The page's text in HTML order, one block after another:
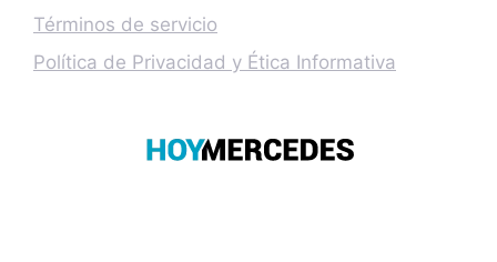
Términos de servicio
Política de Privacidad y Ética Informativa